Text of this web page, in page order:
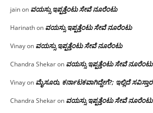
jainon ವಯಸ್ಸು ಇಪ್ಪತ್ತೆಂಟು ಸೇವೆ ನೂರೆಂಟು
Harinathon ವಯಸ್ಸು ಇಪ್ಪತ್ತೆಂಟು ಸೇವೆ ನೂರೆಂಟು
Vinayon ವಯಸ್ಸು ಇಪ್ಪತ್ತೆಂಟು ಸೇವೆ ನೂರೆಂಟು
Chandra Shekaron ವಯಸ್ಸು ಇಪ್ಪತ್ತೆಂಟು ಸೇವೆ ನೂರೆಂಟು
Vinayon ಮೈಸೂರು, ಕರ್ನಾಟಕವಾಗಿದ್ದೇಗೆ?; ಇಲ್ಲಿದೆ
Chandra Shekaron ವಯಸ್ಸು ಇಪ್ಪತ್ತೆಂಟು ಸೇವೆ ನೂರೆಂಟು